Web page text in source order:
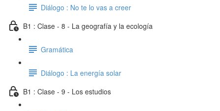
Diálogo : No te lo vas a creer
B1 : Clase - 8 - La geografía y la ecología
Gramática
Diálogo : La energía solar
B1 : Clase - 9 - Los estudios